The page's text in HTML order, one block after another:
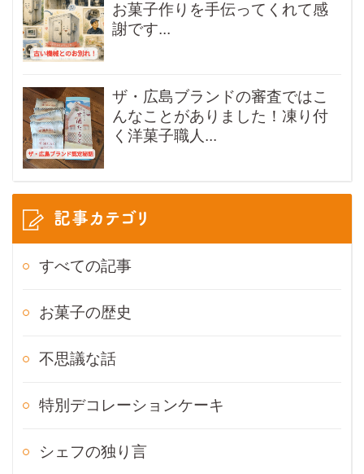
お菓子作りを手伝ってくれて感
謝です...
ザ・広島ブランドの審査ではこ
んなことがありました！凍り付
く洋菓子職人...
記事カテゴリ
すべての記事
お菓子の歴史
不思議な話
特別デコレーションケーキ
シェフの独り言